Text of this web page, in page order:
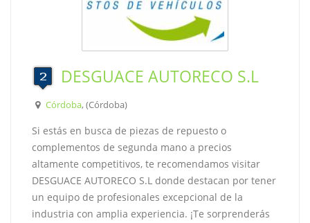
DESGUACE AUTORECO S.L
Córdoba, (Córdoba)
Si estás en busca de piezas de repuesto o
complementos de segunda mano a precios
altamente competitivos, te recomendamos visitar
DESGUACE AUTORECO S.L donde destacan por tener
un equipo de profesionales excepcional de la
industria con amplia experiencia. ¡Te sorprenderás